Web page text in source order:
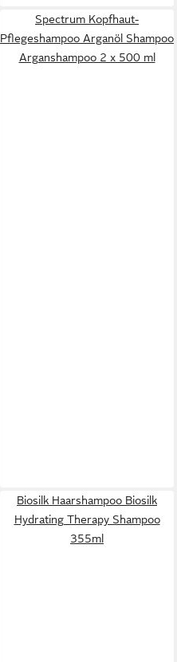
Spectrum Kopfhaut-
Pflegeshampoo Arganöl Shampoo
Arganshampoo 2 x 500 ml
Biosilk Haarshampoo Biosilk
Hydrating Therapy Shampoo
355ml